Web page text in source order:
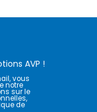
AVP !
vous
notre
sur le
de